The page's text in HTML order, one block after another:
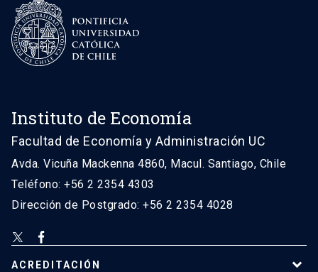
Instituto de Economía
Facultad de Economía y Administración UC
Avda. Vicuña Mackenna 4860, Macul. Santiago, Chile
Teléfono: +56 2 2354 4303
Dirección de Postgrado: +56 2 2354 4028
ACREDITACIÓN